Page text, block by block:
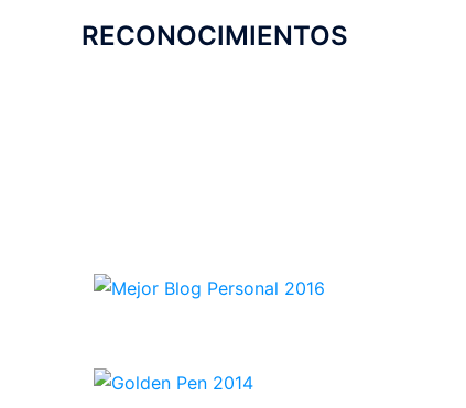
RECONOCIMIENTOS